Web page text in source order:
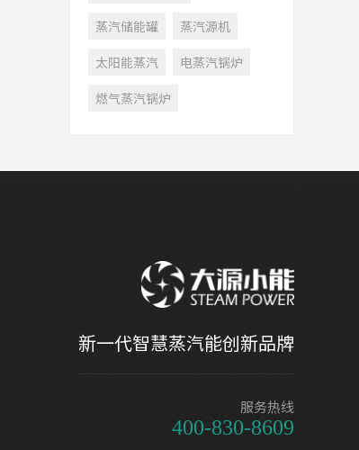
蒸汽储能罐
蒸汽源机
太阳能蒸汽
电蒸汽锅炉
燃气蒸汽锅炉
新一代智慧蒸汽能创新品牌
服务热线
400-830-8609